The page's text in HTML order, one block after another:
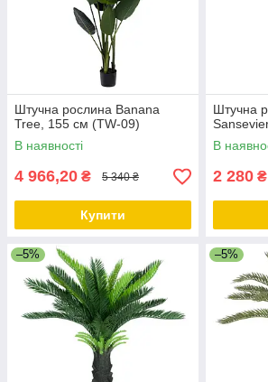
Штучна рослина Banana
Tree, 155 см (TW-09)
В наявності
4 966,20 ₴ 5 340 ₴
Купити
Штучна
В
2 280 ₴
–5% –5%